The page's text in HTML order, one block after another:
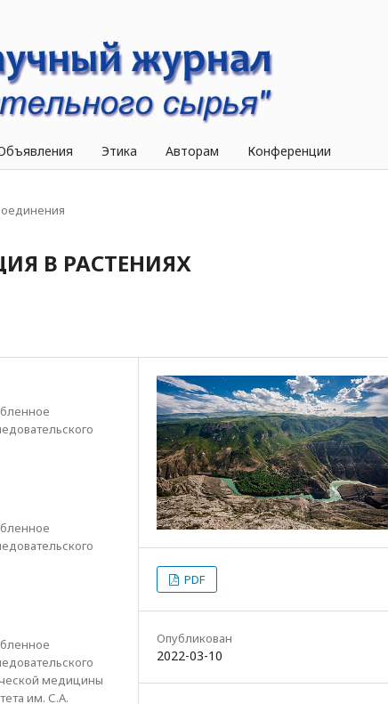
Этика Авторам Конференции
В РАСТЕНИЯХ
медицины
им. С.А.
PDF
Опубликован
2022-03-10